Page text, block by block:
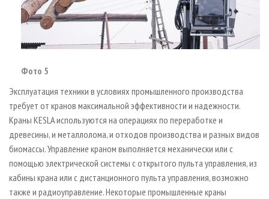
Фото 5
Эксплуатация техники в условиях промышленного производства
требует от кранов максимальной эффективности и надежности.
Краны KESLA используются на операциях по переработке и
древесины, и металлолома, и отходов производства и разных видов
биомассы. Управление краном выполняется механически или с
помощью электрической системы с открытого пульта управления, из
кабины крана или с дистанционного пульта управления, возможно
также и радиоуправление. Некоторые промышленные краны